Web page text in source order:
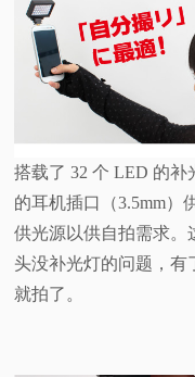
搭载了 32 个 LED 的
的耳机插口（3.5mm）
供光源以供自拍需求。
头没补光灯的问题，有
就拍了。